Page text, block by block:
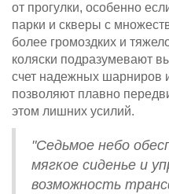
от прогулки, особенно
парки и скверы с
более громоздких и
коляски подразумевают
счет надежных шарниров
позволяют плавно
этом лишних усилий.
"Седьмое небо
мягкое сиденье и
возможность